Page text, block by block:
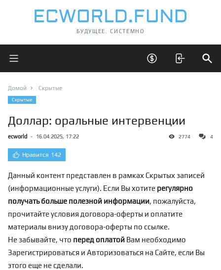
БУДУЩЕЕ. СИСТЕМНО
Открыть главное меню Открыть скрытые
Домой Скрытые
Скрытые
Доллар: оральные интервенции
ecworld - 16.04.2025, 17:22 2774 4
Нравится 142
Данный контент представлен в рамках Скрытых записей
(информационные услуги). Если Вы хотите регулярно
получать больше полезной информации, пожалуйста,
прочитайте условия договора-оферты и оплатите
материалы внизу договора-оферты по ссылке.
Не забывайте, что перед оплатой Вам необходимо
Зарегистрироваться и Авторизоваться на Сайте, если Вы
этого еще не сделали.